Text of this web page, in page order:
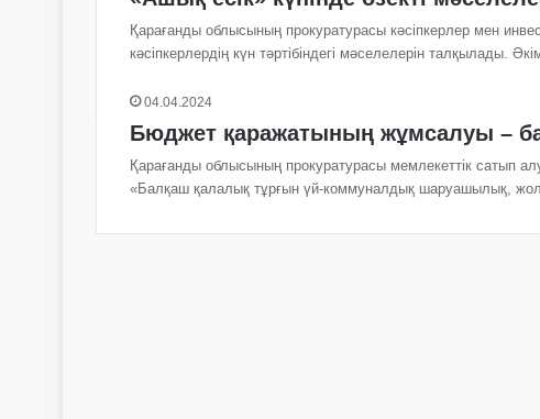
Қарағанды ​​облысының прокуратурасы кәсіпкерлер мен
кәсіпкерлердің күн тәртібіндегі мәселелерін талқылады.
04.04.2024
Бюджет қаражатының жұмсалуы –
Қарағанды облысының прокуратурасы мемлекеттік сатып
«Балқаш қалалық тұрғын үй-коммуналдық шаруашылық,